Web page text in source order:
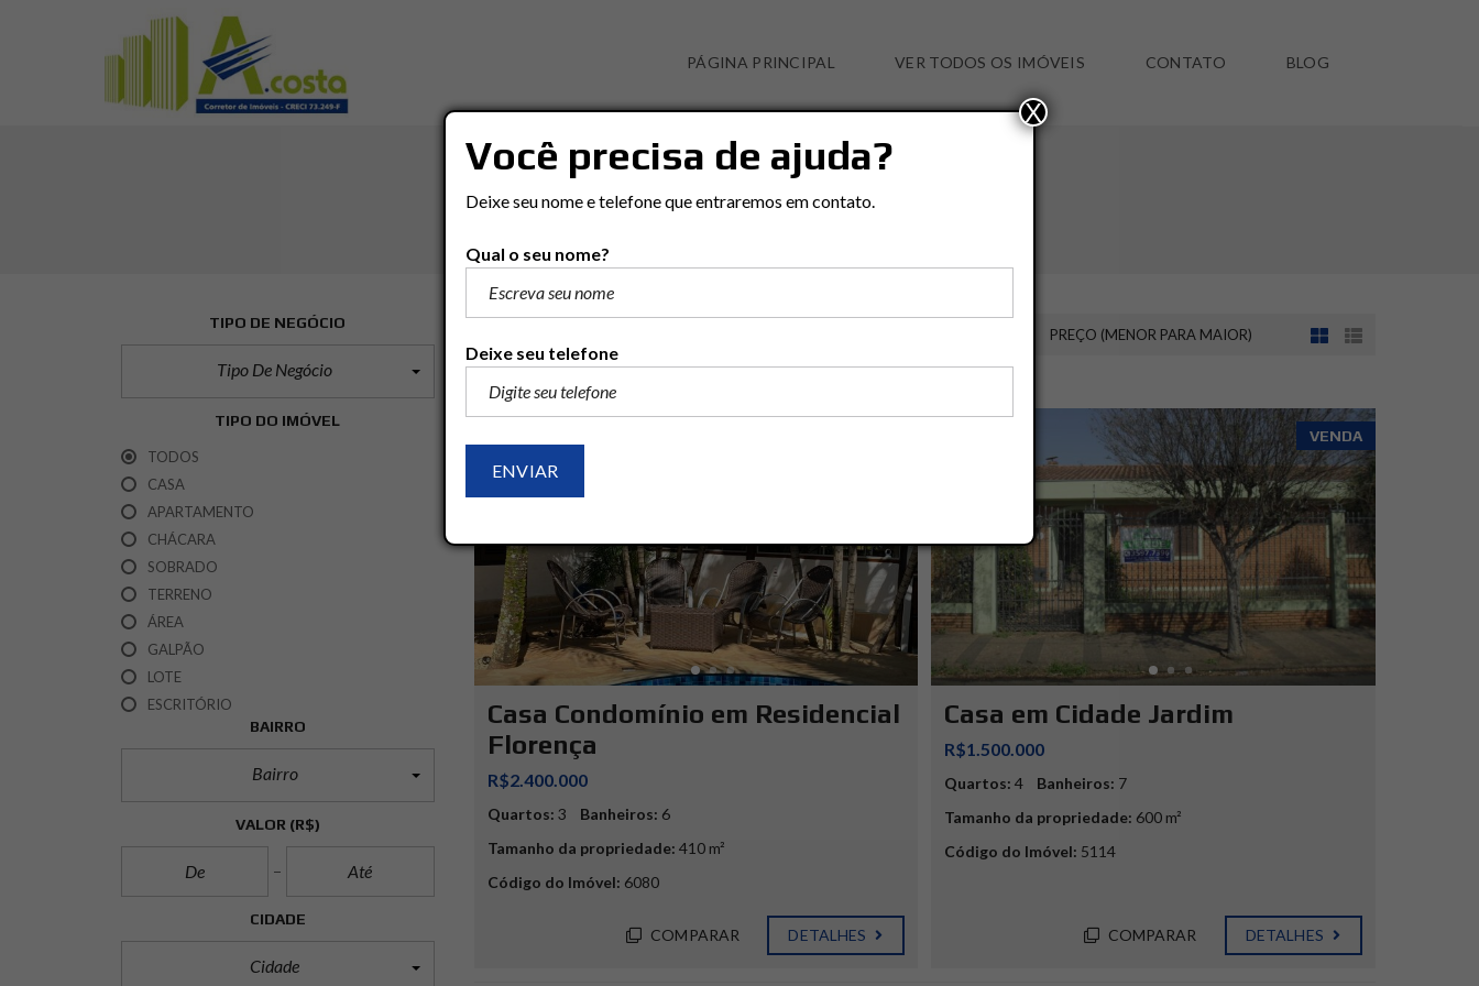
PÁGINA PRINCIPAL VER TODOS OS IMÓVEIS CONTATO BLOG
LAREIRA
TIPO DE NEGÓCIO
Tipo De Negócio
TIPO DO IMÓVEL
TODOS
CASA
APARTAMENTO
CHÁCARA
SOBRADO
TERRENO
ÁREA
GALPÃO
LOTE
ESCRITÓRIO
BAIRRO
Bairro
VALOR (R$)
CIDADE
Cidade
PREÇO (MENOR PARA MAIOR)
2 ENCONTRADO
Casa Condomínio em Residencial
Florença
R$2.400.000
Quartos: 3 Banheiros: 6
Tamanho da propriedade: 410 m²
Código do Imóvel: 6080
COMPARAR DETALHES
VENDA
Casa em Cidade Jardim
R$1.500.000
Quartos: 4 Banheiros: 7
Tamanho da propriedade: 600 m²
Código do Imóvel: 5114
COMPARAR DETALHES
Você precisa de ajuda?
Deixe seu nome e telefone que entraremos em contato.
Qual o seu nome?
Deixe seu telefone
X